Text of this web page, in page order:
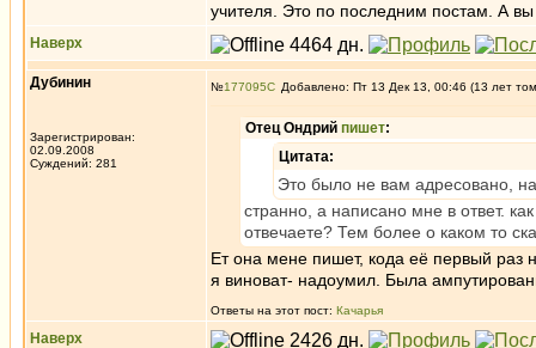
учителя. Это по последним постам. А
Наверх
Дубинин
Зарегистрирован:
02.09.2008
Суждений: 281
№177095 Добавлено: Пт 13 Дек 13, 00:46 (13 лет
Отец Ондрий пишет:
Цитата:
Это было не вам адресовано,
странно, а написано мне в ответ.
отвечаете? Тем более о каком то
Ет она мене пишет, кода её первый раз
я виноват- надоумил. Была
Ответы на этот пост: Качарья
Наверх